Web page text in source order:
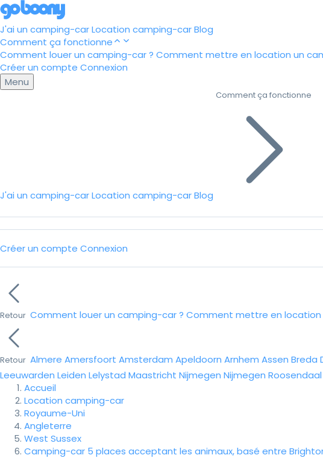
J'ai un camping-carLocation camping-carBlog
Comment ça fonctionne
Comment louer un camping-car ? Comment mettre en location un
Créer un compte Connexion
Menu
J'ai un camping-carLocation camping-carBlog
Comment ça fonctionne
Créer un compte Connexion
Retour Comment louer un camping-car ? Comment mettre en location
Retour Almere Amersfoort Amsterdam Apeldoorn Arnhem Assen Breda
Leeuwarden Leiden Lelystad Maastricht Nijmegen Nijmegen Roosendaal
Accueil
Location camping-car
Royaume-Uni
Angleterre
West Sussex
Camping-car 5 places acceptant les animaux, basé entre